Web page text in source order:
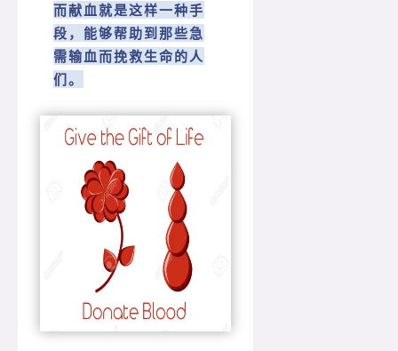
而献血就是这样一种手
段，能够帮助到那些急
需输血而挽救生命的人
们。